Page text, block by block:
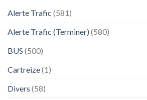
Alerte Trafic (581)
Alerte Trafic (Terminer) (580)
BUS (500)
Cartreize(1)
Divers (58)